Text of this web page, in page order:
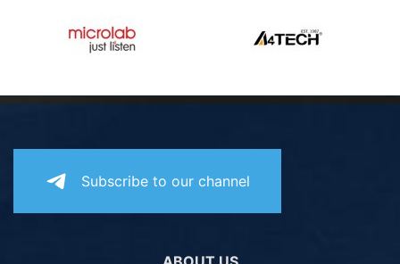
Subscribe to our channel